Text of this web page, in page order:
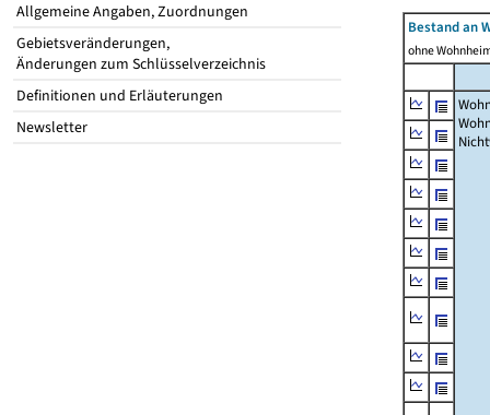
Allgemeine Angaben, Zuordnungen
Gebietsveränderungen,
Änderungen zum Schlüsselverzeichnis
Definitionen und Erläuterungen
Newsletter
Bestand an
ohne